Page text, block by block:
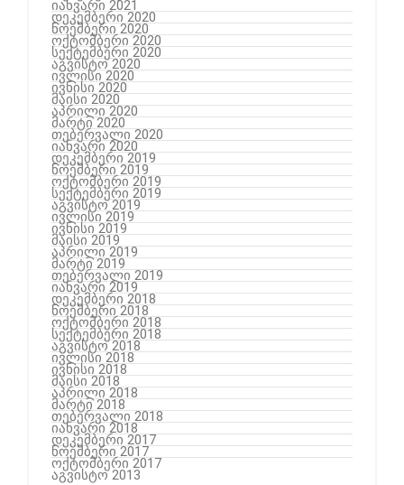
იანვარი 2021
დეკემბერი 2020
ნოემბერი 2020
ოქტომბერი 2020
სექტემბერი 2020
აგვისტო 2020
ივლისი 2020
ივნისი 2020
მაისი 2020
აპრილი 2020
მარტი 2020
თებერვალი 2020
იანვარი 2020
დეკემბერი 2019
ნოემბერი 2019
ოქტომბერი 2019
სექტემბერი 2019
აგვისტო 2019
ივლისი 2019
ივნისი 2019
მაისი 2019
აპრილი 2019
მარტი 2019
თებერვალი 2019
იანვარი 2019
დეკემბერი 2018
ნოემბერი 2018
ოქტომბერი 2018
სექტემბერი 2018
აგვისტო 2018
ივლისი 2018
ივნისი 2018
მაისი 2018
აპრილი 2018
მარტი 2018
თებერვალი 2018
იანვარი 2018
დეკემბერი 2017
ნოემბერი 2017
ოქტომბერი 2017
აგვისტო 2013